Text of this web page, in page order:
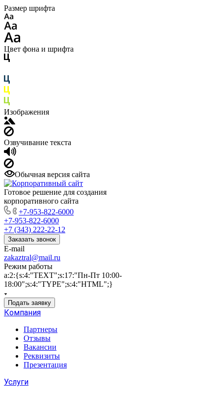
Размер шрифта
Цвет фона и шрифта
Изображения
Озвучивание текста
Обычная версия сайта
Готовое решение для создания
корпоративного сайта
+7-953-822-6000
+7-953-822-6000
+7 (343) 222-22-12
Заказать звонок
E-mail
zakaztral@mail.ru
Режим работы
a:2:{s:4:"TEXT";s:17:"Пн-Пт 10:00-
18:00";s:4:"TYPE";s:4:"HTML";}
Подать заявку
Компания
Партнеры
Отзывы
Вакансии
Реквизиты
Презентация
Услуги